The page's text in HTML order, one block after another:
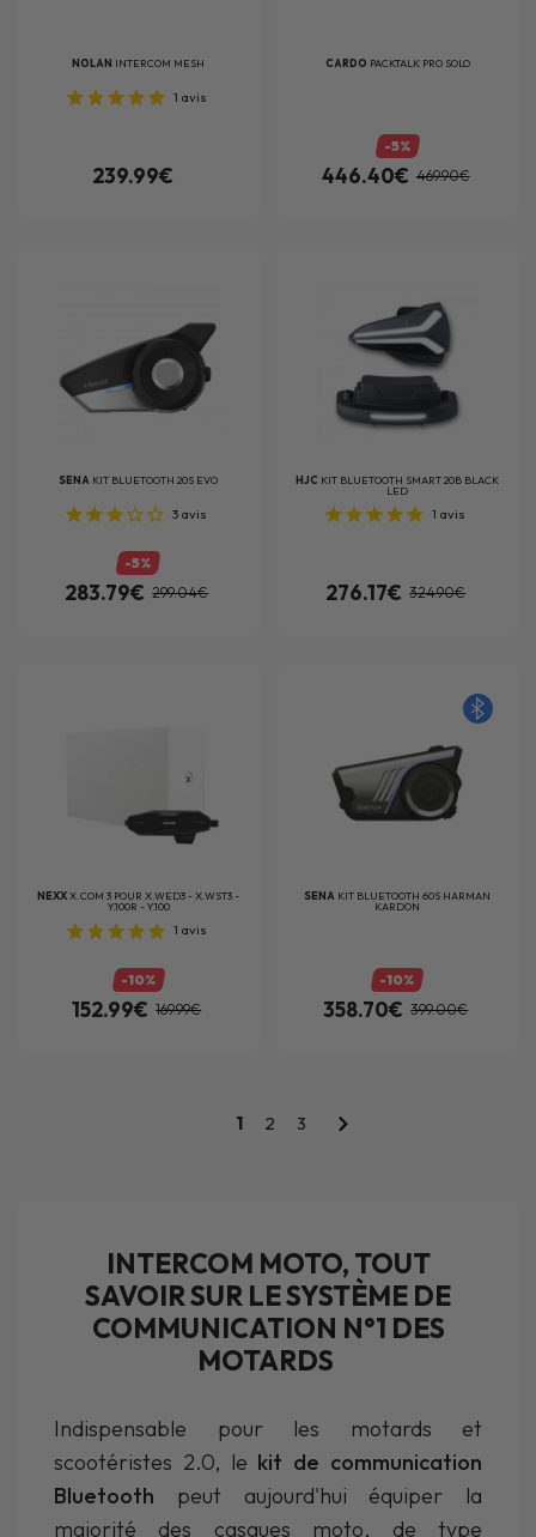
NOLAN INTERCOM MESH
1 avis
239.99€
CARDO PACKTALK PRO SOLO
-5%
446.40€ 469.90€
SENA KIT BLUETOOTH 20S EVO
3 avis
-5%
283.79€ 299.04€
HJC KIT BLUETOOTH SMART 20B BLACK
LED
1 avis
276.17€ 324.90€
NEXXX.COM 3 POUR X.WED3 - X.WST3 -
Y.100R - Y.100
1 avis
-10%
152.99€ 169.99€
SENA KIT BLUETOOTH 60S HARMAN
KARDON
-10%
358.70€ 399.00€
1 2 3
INTERCOM MOTO, TOUT
SAVOIR SUR LE SYSTÈME DE
COMMUNICATION N°1 DES
MOTARDS
Indispensable pour les motards et
scootéristes 2.0, le kit de communication
Bluetooth peut aujourd'hui équiper la
majorité des casques moto, de type